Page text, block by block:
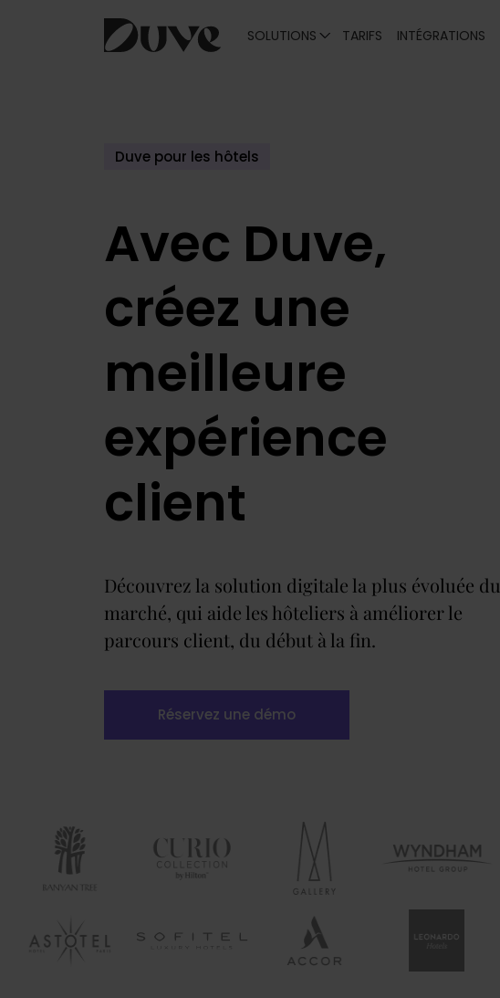
SOLUTIONS TARIFS INTÉGRATIONS
Duve pour les hôtels
Avec Duve,
créez une
meilleure
expérience
client
Découvrez la solution digitale la plus évoluée du
marché, qui aide les hôteliers à améliorer le
parcours client, du début à la fin.
Réservez une démo